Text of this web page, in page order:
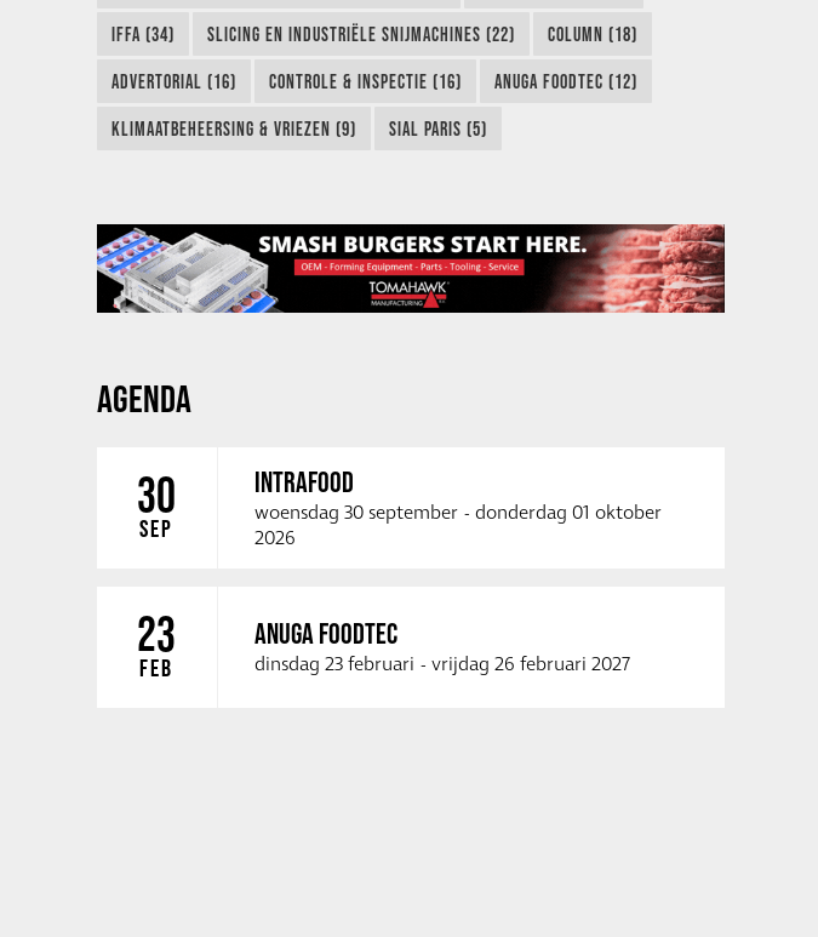
IFFA (34) SLICING EN INDUSTRIËLE SNIJMACHINES (22) COLUMN (18)
ADVERTORIAL (16) CONTROLE & INSPECTIE (16) ANUGA FOODTEC (12)
KLIMAATBEHEERSING & VRIEZEN (9) SIAL PARIS (5)
AGENDA
30
SEP
INTRAFOOD
woensdag 30 september - donderdag 01 oktober
2026
23
FEB
ANUGA FOODTEC
dinsdag 23 februari - vrijdag 26 februari 2027